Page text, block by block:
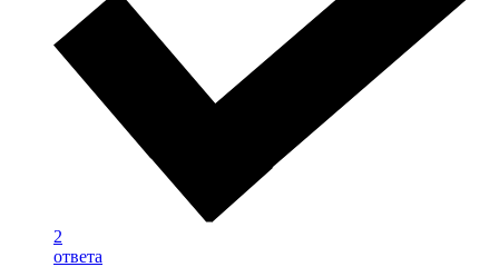
2
ответа